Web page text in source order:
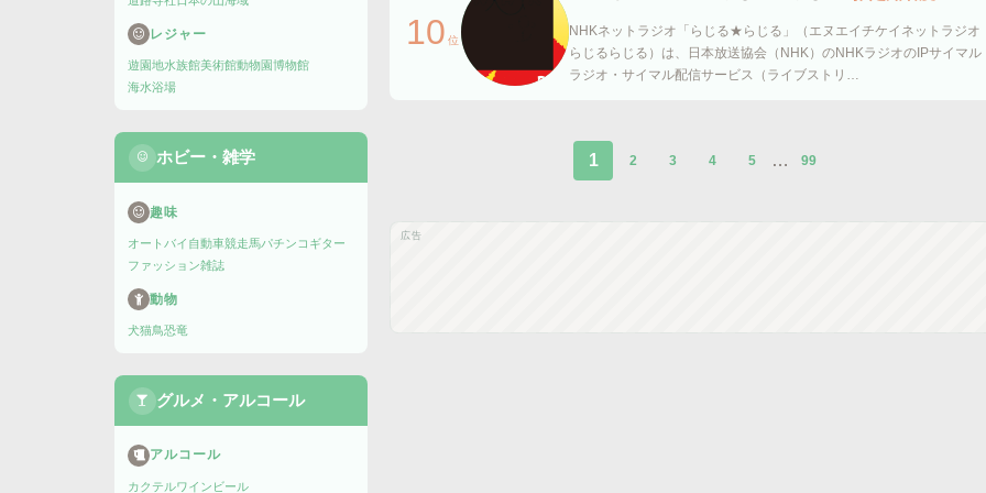
レジャー
遊園地水族館美術館動物園博物館
海水浴場
ホビー・雑学
趣味
オートバイ 自動車競走馬パチンコ ギター
ファッション雑誌
動物
犬猫鳥恐竜
グルメ・アルコール
アルコール
カクテルワイン ビール
10 位
NHKネットラジオ「らじる★らじる」（エヌエイチケイネットラジオ
らじるらじる）は、日本放送協会（NHK）のNHKラジオのIPサイマル
ラジオ・サイマル配信サービス（ライブストリ…
1 2 3 4 5 … 99
広告